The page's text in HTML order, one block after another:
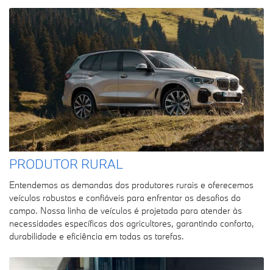
PRODUTOR RURAL
Entendemos as demandas dos produtores rurais e oferecemos
veículos robustos e confiáveis para enfrentar os desafios do
campo. Nossa linha de veículos é projetada para atender às
necessidades específicas dos agricultores, garantindo conforto,
durabilidade e eficiência em todas as tarefas.